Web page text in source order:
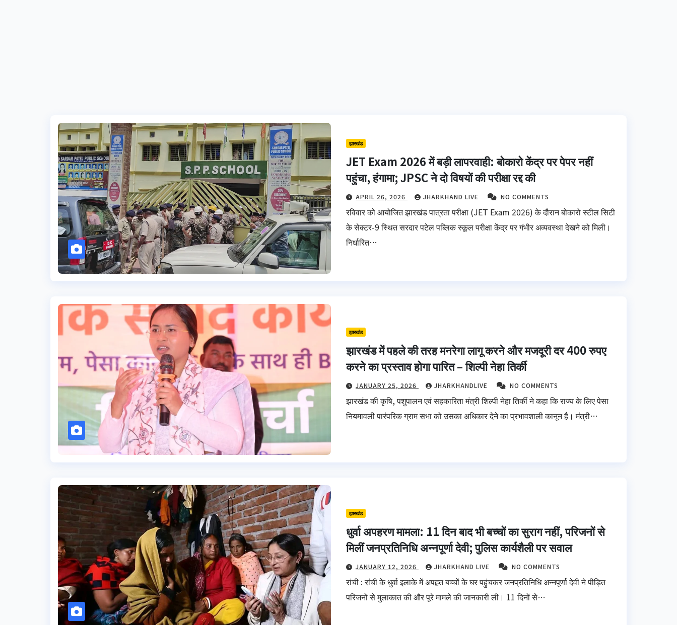
झारखंड
JET Exam 2026 में बड़ी लापरवाही: बोकारो केंद्र पर पेपर नहीं
पहुंचा, हंगामा; JPSC ने दो विषयों की परीक्षा रद्द की
APRIL 26, 2026 JHARKHAND LIVE NO COMMENTS
रविवार को आयोजित झारखंड पात्रता परीक्षा (JET Exam 2026) के दौरान बोकारो स्टील सिटी
के सेक्टर-9 स्थित सरदार पटेल पब्लिक स्कूल परीक्षा केंद्र पर गंभीर अव्यवस्था देखने को मिली।
निर्धारित…
झारखंड
झारखंड में पहले की तरह मनरेगा लागू करने और मजदूरी दर 400 रुपए
करने का प्रस्ताव होगा पारित – शिल्पी नेहा तिर्की
JANUARY 25, 2026 JHARKHANDLIVE NO COMMENTS
झारखंड की कृषि, पशुपालन एवं सहकारिता मंत्री शिल्पी नेहा तिर्की ने कहा कि राज्य के लिए पेसा
नियमावली पारंपरिक ग्राम सभा को उसका अधिकार देने का प्रभावशाली कानून है। मंत्री…
झारखंड
धुर्वा अपहरण मामला: 11 दिन बाद भी बच्चों का सुराग नहीं, परिजनों से
मिलीं जनप्रतिनिधि अन्नपूर्णा देवी; पुलिस कार्यशैली पर सवाल
JANUARY 12, 2026 JHARKHAND LIVE NO COMMENTS
रांची : रांची के धुर्वा इलाके में अपहृत बच्चों के घर पहुंचकर जनप्रतिनिधि अन्नपूर्णा देवी ने पीड़ित
परिजनों से मुलाकात की और पूरे मामले की जानकारी ली। 11 दिनों से…